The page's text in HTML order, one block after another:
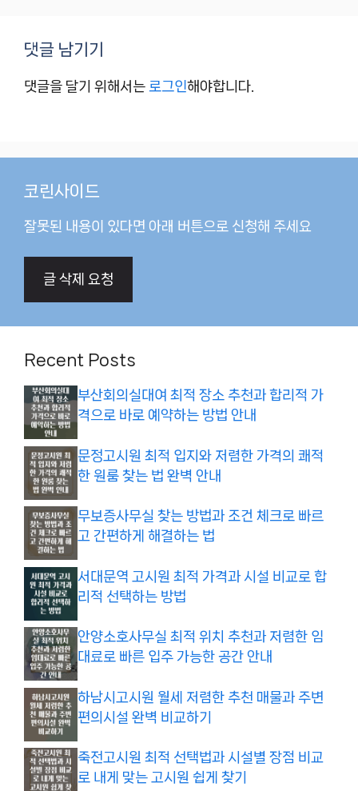
댓글 남기기
댓글을 달기 위해서는 로그인해야합니다.
코린사이드
잘못된 내용이 있다면 아래 버튼으로 신청해 주세요
글 삭제 요청
Recent Posts
부산회의실대여 최적 장소 추천과 합리적 가
격으로 바로 예약하는 방법 안내
문정고시원 최적 입지와 저렴한 가격의 쾌적
한 원룸 찾는 법 완벽 안내
무보증사무실 찾는 방법과 조건 체크로 빠르
고 간편하게 해결하는 법
서대문역 고시원 최적 가격과 시설 비교로 합
리적 선택하는 방법
안양소호사무실 최적 위치 추천과 저렴한 임
대료로 빠른 입주 가능한 공간 안내
하남시고시원 월세 저렴한 추천 매물과 주변
편의시설 완벽 비교하기
죽전고시원 최적 선택법과 시설별 장점 비교
로 내게 맞는 고시원 쉽게 찾기